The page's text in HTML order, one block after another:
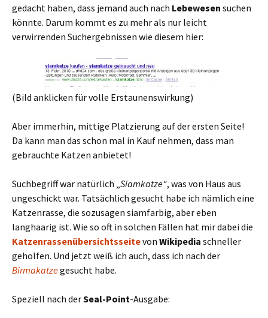
gedacht haben, dass jemand auch nach Lebewesen suchen
könnte. Darum kommt es zu mehr als nur leicht
verwirrenden Suchergebnissen wie diesem hier:
(Bild anklicken für volle Erstaunenswirkung)
Aber immerhin, mittige Platzierung auf der ersten Seite!
Da kann man das schon mal in Kauf nehmen, dass man
gebrauchte Katzen anbietet!
Suchbegriff war natürlich „ Siamkatze“, was von Haus aus
ungeschickt war. Tatsächlich gesucht habe ich nämlich eine
Katzenrasse, die sozusagen siamfarbig, aber eben
langhaarig ist. Wie so oft in solchen Fällen hat mir dabei die
Katzenrassenübersichtsseitevon Wikipedia schneller
geholfen. Und jetzt weiß ich auch, dass ich nach der
Birmakatzegesucht habe.
Speziell nach derSeal-Point-Ausgabe: